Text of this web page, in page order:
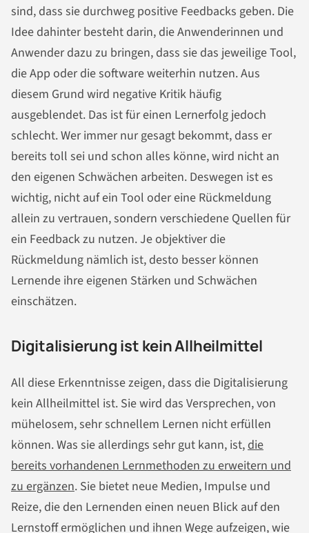
sind, dass sie durchweg positive Feedbacks geben. Die
Idee dahinter besteht darin, die Anwenderinnen und
Anwender dazu zu bringen, dass sie das jeweilige Tool,
die App oder die software weiterhin nutzen. Aus
diesem Grund wird negative Kritik häufig
ausgeblendet. Das ist für einen Lernerfolg jedoch
schlecht. Wer immer nur gesagt bekommt, dass er
bereits toll sei und schon alles könne, wird nicht an
den eigenen Schwächen arbeiten. Deswegen ist es
wichtig, nicht auf ein Tool oder eine Rückmeldung
allein zu vertrauen, sondern verschiedene Quellen für
ein Feedback zu nutzen. Je objektiver die
Rückmeldung nämlich ist, desto besser können
Lernende ihre eigenen Stärken und Schwächen
einschätzen.
Digitalisierung ist kein Allheilmittel
All diese Erkenntnisse zeigen, dass die Digitalisierung
kein Allheilmittel ist. Sie wird das Versprechen, von
mühelosem, sehr schnellem Lernen nicht erfüllen
können. Was sie allerdings sehr gut kann, ist, die
bereits vorhandenen Lernmethoden zu erweitern und
zu ergänzen. Sie bietet neue Medien, Impulse und
Reize, die den Lernenden einen neuen Blick auf den
Lernstoff ermöglichen und ihnen Wege aufzeigen, wie